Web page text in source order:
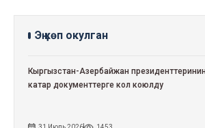
Эң көп окулган
Кыргызстан-Азербайжан президенттеринин
катар документтерге кол коюлду